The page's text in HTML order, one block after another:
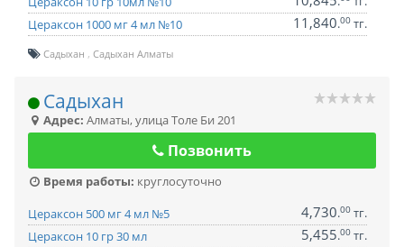
Цераксон 1000 мг 4 мл №10
11,840.00 тг.
Садыхан Садыхан Алматы
Садыхан
Адрес: Алматы,улица Толе Би 201
Позвонить
Время работы: круглосуточно
Цераксон 500 мг 4 мл №5
4,730.00 тг.
Цераксон 10 гр 30 мл
5,455.00 тг.